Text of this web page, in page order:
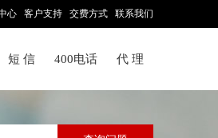
心 客户支持 交费方式 联系我们
短 信 400电话 代 理